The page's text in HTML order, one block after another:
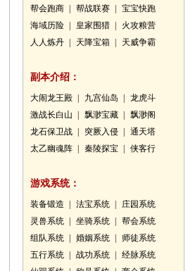
帮会跑商 帮战联赛
宝宝快跑
海域历险
皇家围猎
火攻粮营
人人炼丹
天降宝箱 天威争霸
副本介绍：
大闹龙王殿 九宫仙岛
龙虎斗
激战长白山
飘渺宝藏
飘渺阁
龙石保卫战
突厥入侵
通天塔
太乙幽魂阵
秦陵探宝 侠客行
游戏系统：
装备锻造 法宝系统
庄园系统
灵兽系统
坐骑系统
帮会系统
组队系统
婚姻系统
师徒系统
五行系统
战功系统
经脉系统